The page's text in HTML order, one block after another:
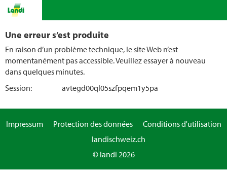
Une erreur s’est produite
En raison d’un problème technique, le site Web n’est
momentanément pas accessible. Veuillez essayer à nouveau
dans quelques minutes.
Session:
avtegd00ql05szfpqem1y5pa
Impressum Protection des données
Conditions d'utilisation
landischweiz.ch
© landi 2026